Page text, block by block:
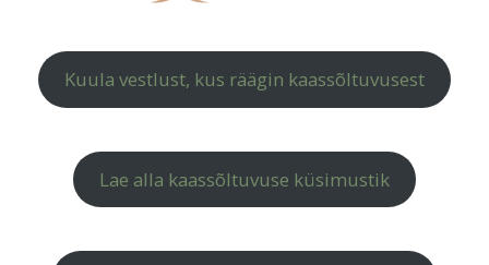
Kuula vestlust, kus räägin kaassõltuvusest
Lae alla kaassõltuvuse küsimustik